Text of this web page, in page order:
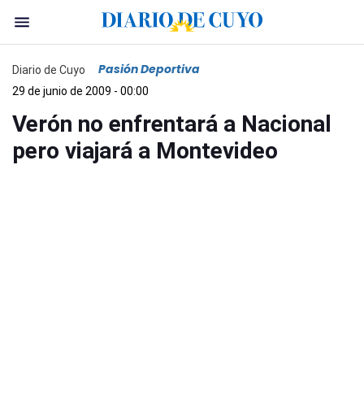
Diario de Cuyo Pasión Deportiva
29 de junio de 2009 - 00:00
Verón no enfrentará a Nacional
pero viajará a Montevideo